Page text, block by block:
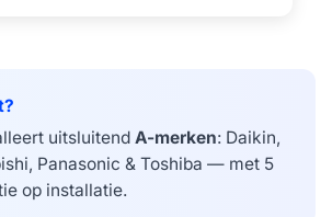
uitsluitendA-merken: Daikin,
Panasonic & Toshiba — met 5
op installatie.